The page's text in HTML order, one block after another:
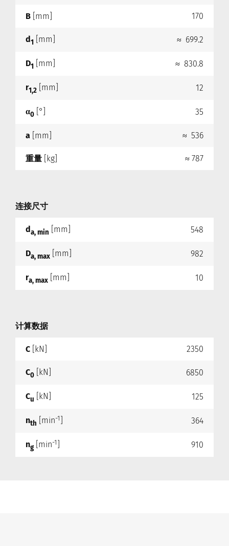
B [mm] 170
d1 [mm] ≈ 699.2
D1 [mm] ≈ 830.8
r1,2 [mm] 12
α0 [°] 35
a [mm] ≈ 536
重量 [kg] ≈ 787
连接尺寸
da, min [mm] 548
Da, max [mm] 982
ra, max [mm] 10
计算数据
C [kN] 2350
C0 [kN] 6850
Cu [kN] 125
nth [min-1 364
ng[min-1 910